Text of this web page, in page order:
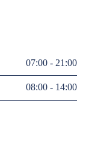
07:00 - 21:00
08:00 - 14:00